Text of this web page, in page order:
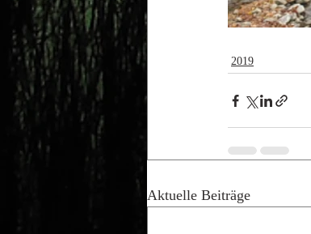
2019
Aktuelle Beiträge